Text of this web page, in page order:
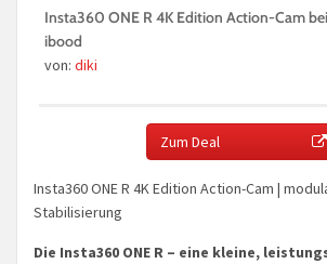
Insta360 ONE R 4K Edition Action-Cam bei
ibood
von: diki
Zum Deal
Insta360 ONE R 4K Edition Action-Cam |
Stabilisierung
Die Insta360 ONE R – eine kleine,